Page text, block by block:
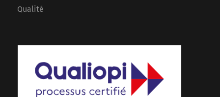
Qualité